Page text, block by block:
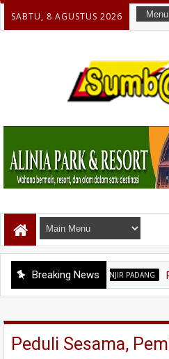
SABTU, 8 AGUSTUS 2026
Breaking News
BANJIR PADANG Fadli
Peduli Sesama,